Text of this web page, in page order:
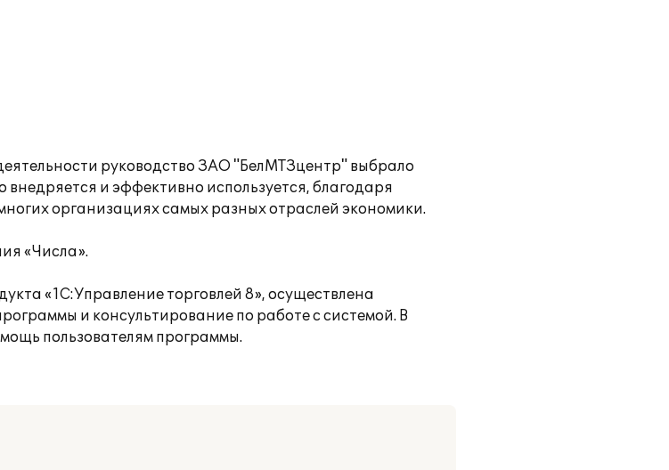
руководство ЗАО "БелМТЗцентр" выбрало
и эффективно используется, благодаря
организациях самых разных отраслей экономики.
«Числа».
«1С:Управление торговлей 8», осуществлена
и консультирование по работе с системой. В
пользователям программы.